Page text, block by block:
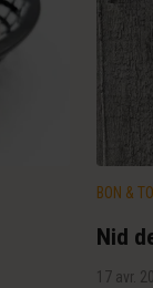
BON &
Nid
17 avr.